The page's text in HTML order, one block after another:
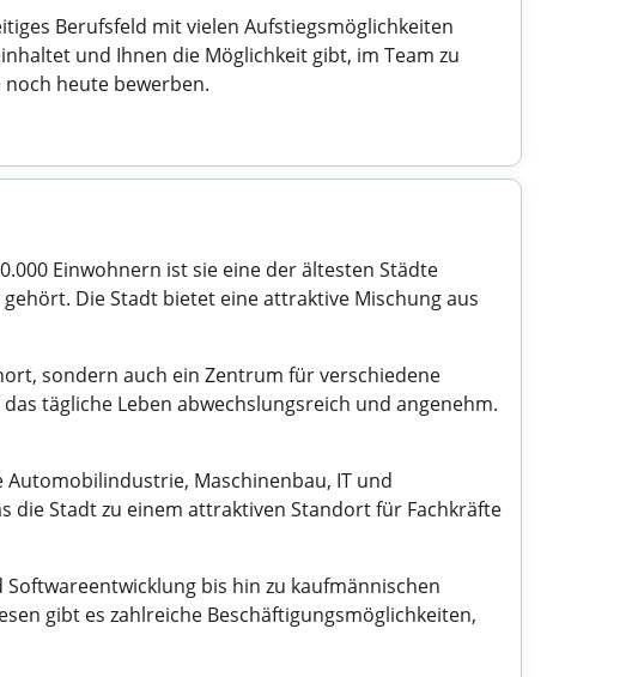
Berufsfeld mit vielen Aufstiegsmöglichkeiten
und Ihnen die Möglichkeit gibt, im Team zu
heute bewerben.
Einwohnern ist sie eine der ältesten Städte
Die Stadt bietet eine attraktive Mischung aus
sondern auch ein Zentrum für verschiedene
tägliche Leben abwechslungsreich und angenehm.
Maschinenbau, IT und
die Stadt zu einem attraktiven Standort für Fachkräfte
bis hin zu kaufmännischen
gibt es zahlreiche Beschäftigungsmöglichkeiten,